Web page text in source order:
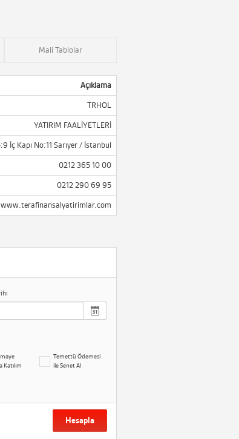
Mali Tablolar
Açıklama
TRHOL
YATIRIM FAALİYETLERİ
İç Kapı No:11 Sarıyer / İstanbul
0212 365 10 00
0212 290 69 95
www.terafinansalyatirimlar.com
Katılım
Temettü Ödemesi
ile Senet Al
Hesapla